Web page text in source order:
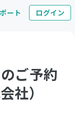
ート ログイン
ご予約
社）